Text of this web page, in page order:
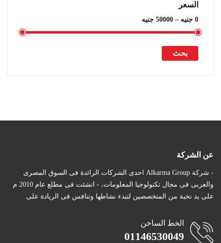
السعر
بحث
عن الشركة
- شركة Alkarma Group احدى الشركات الرائدة فى السوق المصرى
والعربى فى مجال تكنولوجيا المعلومات، - انشئت فى مطلع عام 2010 م
على يد نخبة من المتخصصين لتبدء نشاطها وتنافس فى الريادة على
الخط الساخن
01146530049